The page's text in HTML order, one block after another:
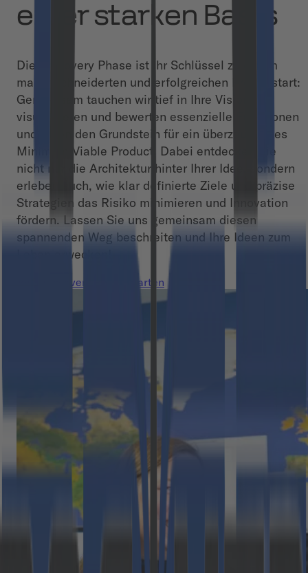
einer starken Basis
Die Discovery Phase ist Ihr Schlüssel zu einem
maßgeschneiderten und erfolgreichen Projektstart:
Gemeinsam tauchen wir tief in Ihre Vision ein,
visualisieren und bewerten essenzielle Funktionen
und legen den Grundstein für ein überzeugendes
Minimum Viable Product. Dabei entdecken Sie
nicht nur die Architektur hinter Ihrer Idee, sondern
erleben auch, wie klar definierte Ziele und präzise
Strategien das Risiko minimieren und Innovation
fördern. Lassen Sie uns gemeinsam diesen
spannenden Weg beschreiten und Ihre Ideen zum
Leben erwecken!
Jetzt Discovery Phase starten